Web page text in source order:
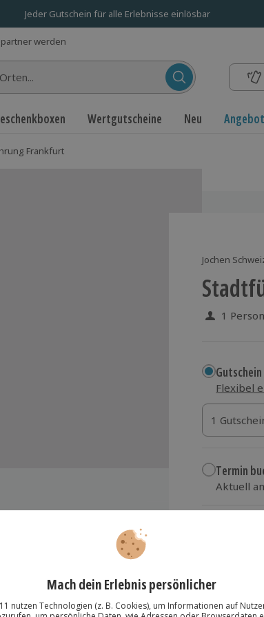
Jeder Gutschein für alle Erlebnisse einlösbar
werden
Wertgutscheine Neu
Frankfurt
Jochen
1 Person
Flexibel
1 Gutschein
1
1
Termin
Aktuell
Wähle
Musikchannels)